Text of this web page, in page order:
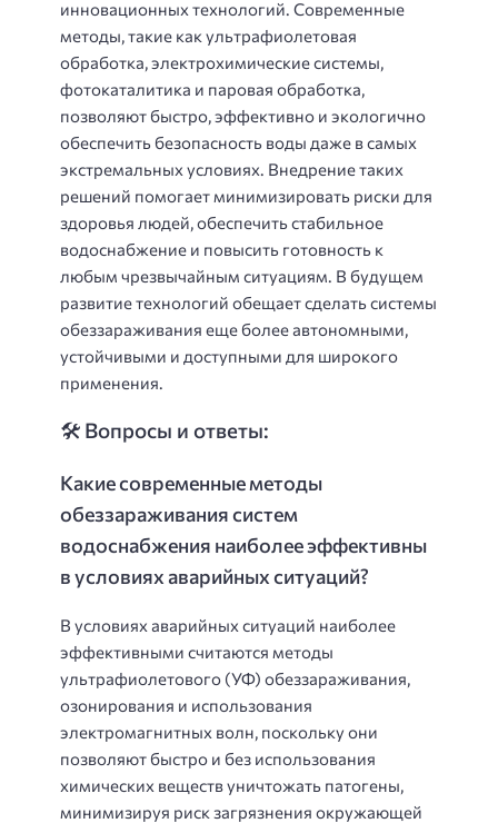
инновационных технологий. Современные
методы, такие как ультрафиолетовая
обработка, электрохимические системы,
фотокаталитика и паровая обработка,
позволяют быстро, эффективно и экологично
обеспечить безопасность воды даже в самых
экстремальных условиях. Внедрение таких
решений помогает минимизировать риски для
здоровья людей, обеспечить стабильное
водоснабжение и повысить готовность к
любым чрезвычайным ситуациям. В будущем
развитие технологий обещает сделать системы
обеззараживания еще более автономными,
устойчивыми и доступными для широкого
применения.
🛠️ Вопросы и ответы:
Какие современные методы
обеззараживания систем
водоснабжения наиболее эффективны
в условиях аварийных ситуаций?
В условиях аварийных ситуаций наиболее
эффективными считаются методы
ультрафиолетового (УФ) обеззараживания,
озонирования и использования
электромагнитных волн, поскольку они
позволяют быстро и без использования
химических веществ уничтожать патогены,
минимизируя риск загрязнения окружающей